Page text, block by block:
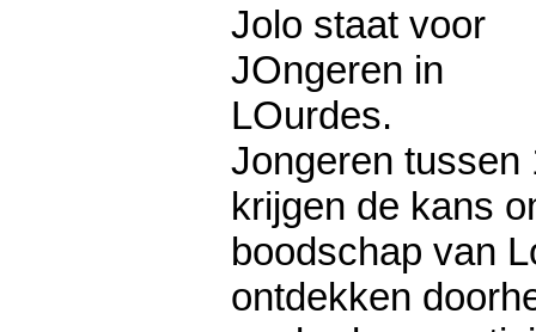
Jolo staat voor
JOngeren in
LOurdes.
Jongeren tussen
krijgen de kans
boodschap van
ontdekken